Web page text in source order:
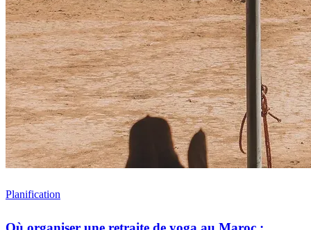
Planification